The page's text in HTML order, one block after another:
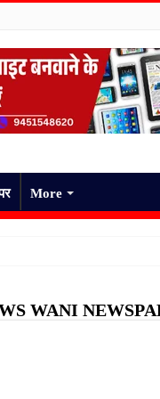
More
WANI